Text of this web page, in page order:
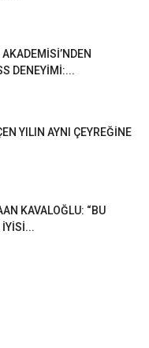
DENEYİMİ:...
YILIN AYNI ÇEYREĞİNE
KAVALOĞLU: “BU
İYİSİ...